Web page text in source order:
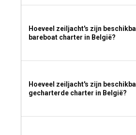
Hoeveel zeiljacht's zijn
bareboat charter in België?
Hoeveel zeiljacht's zijn
gecharterde charter in België?